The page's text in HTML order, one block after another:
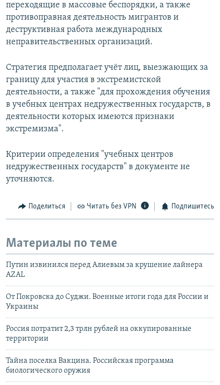
переходящие в массовые беспорядки, а также
противоправная деятельность мигрантов и
деструктивная работа международных
неправительственных организаций.
Стратегия предполагает учёт лиц, выезжающих за
границу для участия в экстремистской
деятельности, а также "для прохождения обучения
в учебных центрах недружественных государств, в
деятельности которых имеются признаки
экстремизма".
Критерии определения "учебных центров
недружественных государств" в документе не
уточняются.
Поделиться Читать без VPN Подпишитесь
Материалы по теме
Путин извинился перед Алиевым за крушение лайнера
AZAL
От Покровска до Суджи. Военные итоги года для России и
Украины
Россия потратит 2,3 трлн рублей на оккупированные
территории
Тайна поселка Вакцина. Российская программа
биологического оружия